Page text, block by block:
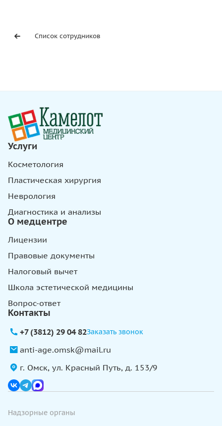
Список сотрудников
Услуги
Косметология
Пластическая хирургия
Неврология
Диагностика и анализы
О медцентре
Лицензии
Правовые документы
Налоговый вычет
Школа эстетической медицины
Вопрос-ответ
Контакты
+7 (3812) 29 04 82Заказать звонок
anti-age.omsk@mail.ru
г. Омск, ул. Красный Путь, д. 153/9
Надзорные органы